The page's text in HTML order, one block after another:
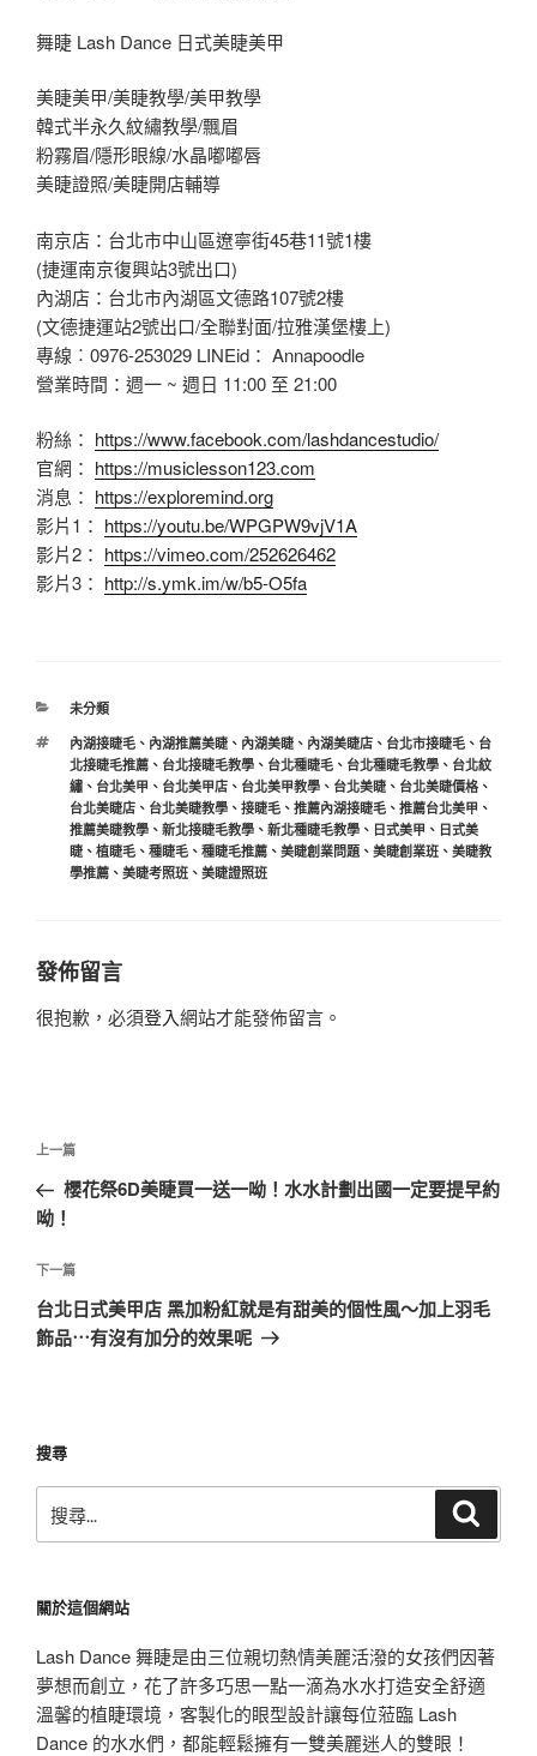
舞睫 Lash Dance 日式美睫美甲
美睫美甲/美睫教學/美甲教學
韓式半永久紋繡教學/飄眉
粉霧眉/隱形眼線/水晶嘟嘟唇
美睫證照/美睫開店輔導
南京店：台北市中山區遼寧街45巷11號1樓
(捷運南京復興站3號出口)
內湖店：台北市內湖區文德路107號2樓
(文德捷運站2號出口/全聯對面/拉雅漢堡樓上)
專線︰0976-253029 LINEid： Annapoodle
營業時間：週一 ~ 週日 11:00 至 21:00
粉絲： https://www.facebook.com/lashdancestudio/
官網： https://musiclesson123.com
消息： https://exploremind.org
影片1： https://youtu.be/WPGPW9vjV1A
影片2： https://vimeo.com/252626462
影片3： http://s.ymk.im/w/b5-O5fa
分
未分類
標
籤
內湖接睫毛、 內湖推薦美睫、 內湖美睫、 內湖美睫店、 台北市接睫毛、 台
北接睫毛推薦、 台北接睫毛教學、 台北種睫毛、 台北種睫毛教學、 台北紋
繡、 台北美甲 、 台北美甲店、 台北美甲教學、 台北美睫、 台北美睫價格、
台北美睫店、 台北美睫教學、 接睫毛、 推薦內湖接睫毛、 推薦台北美甲 、
推薦美睫教學、 新北接睫毛教學、 新北種睫毛教學、 日式美甲 、 日式美
睫、 植睫毛、 種睫毛、 種睫毛推薦、 美睫創業問題、 美睫創業班、 美睫教
學推薦、 美睫考照班、 美睫證照班
發佈留言
很抱歉，必須登入網站才能發佈留言。
文
導
覽
上
一
篇
章
上一篇
櫻花祭6D美睫買一送一呦！水水計劃出國一定要提早約
呦！
下
一
篇
下一篇
台北日式美甲店 黑加粉紅就是有甜美的個性風～加上羽毛
飾品⋯有沒有加分的效果呢
搜尋
尋
字:
關於這個網站
Lash Dance 舞睫是由三位親切熱情美麗活潑的女孩們因著
夢想而創立，花了許多巧思一點一滴為水水打造安全舒適
溫馨的植睫環境，客製化的眼型設計讓每位蒞臨 Lash
Dance 的水水們，都能輕鬆擁有一雙美麗迷人的雙眼！